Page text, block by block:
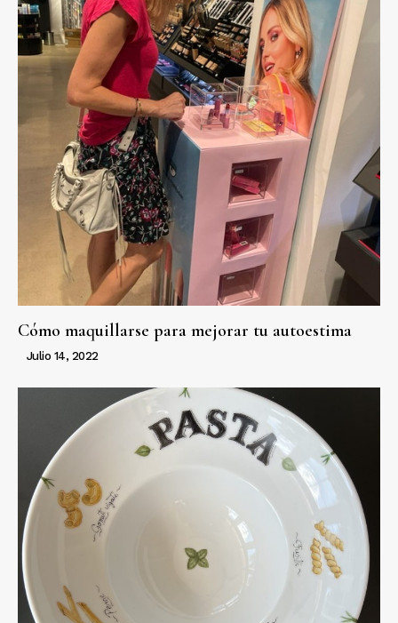
Cómo maquillarse para mejorar tu autoestima
Julio 14, 2022